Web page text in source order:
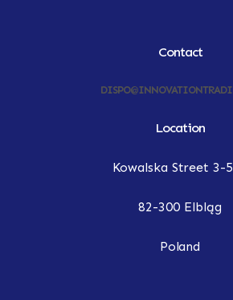
Contact
Location
Kowalska Street 3-
82-300 Elbląg
Poland